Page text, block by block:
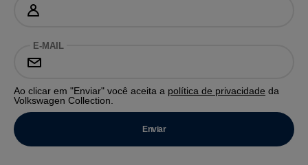
E-MAIL
Ao clicar em "Enviar" você aceita a política de privacidade da
Volkswagen Collection.